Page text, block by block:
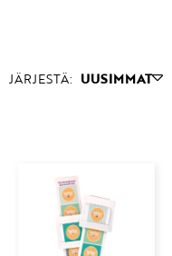
JÄRJESTÄ: UUSIMMAT